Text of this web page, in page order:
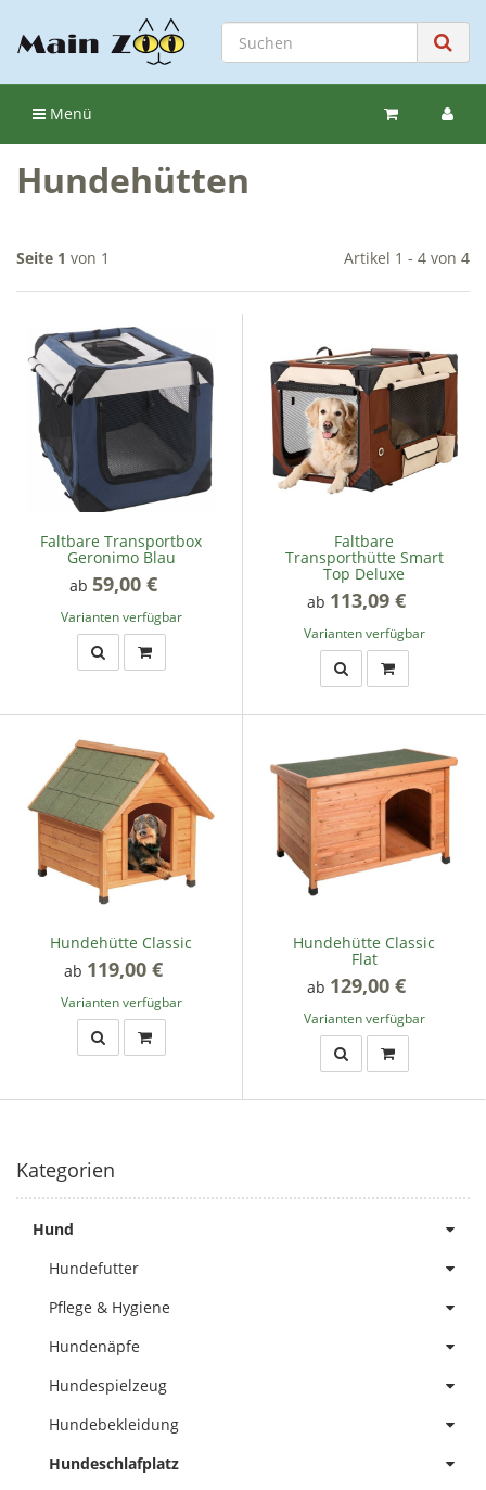
Menü
Hundehütten
Seite 1 von 1 Artikel 1 - 4 von 4
Faltbare Transportbox
Geronimo Blau
ab 59,00 €
Varianten verfügbar
Faltbare
Transporthütte Smart
Top Deluxe
ab 113,09 €
Varianten verfügbar
Hundehütte Classic
ab 119,00 €
Varianten verfügbar
Hundehütte Classic
Flat
ab 129,00 €
Varianten verfügbar
Kategorien
Hund
Hundefutter
Pflege & Hygiene
Hundenäpfe
Hundespielzeug
Hundebekleidung
Hundeschlafplatz